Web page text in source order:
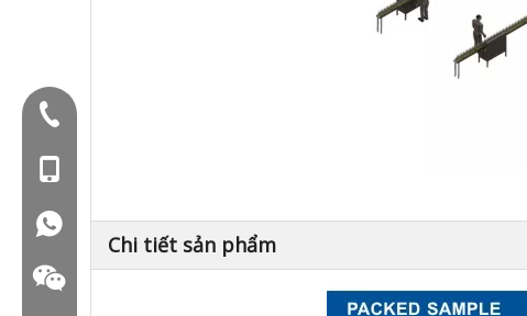
Chi tiết sản phẩm
WA: 0086 18858715170